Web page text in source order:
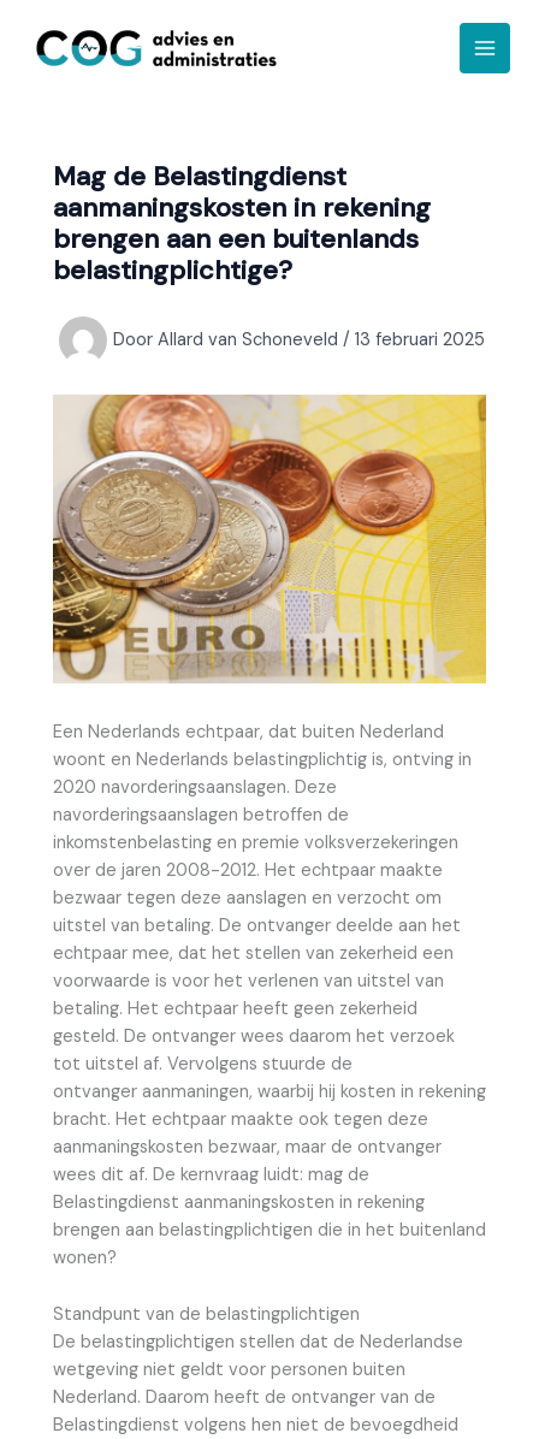
Mag de Belastingdienst
aanmaningskosten in rekening
brengen aan een buitenlands
belastingplichtige?
Door Allard van Schoneveld / 13 februari 2025
Een Nederlands echtpaar, dat buiten Nederland
woont en Nederlands belastingplichtig is, ontving in
2020 navorderingsaanslagen. Deze
navorderingsaanslagen betroffen de
inkomstenbelasting en premie volksverzekeringen
over de jaren 2008-2012. Het echtpaar maakte
bezwaar tegen deze aanslagen en verzocht om
uitstel van betaling. De ontvanger deelde aan het
echtpaar mee, dat het stellen van zekerheid een
voorwaarde is voor het verlenen van uitstel van
betaling. Het echtpaar heeft geen zekerheid
gesteld. De ontvanger wees daarom het verzoek
tot uitstel af. Vervolgens stuurde de
ontvanger aanmaningen, waarbij hij kosten in rekening
bracht. Het echtpaar maakte ook tegen deze
aanmaningskosten bezwaar, maar de ontvanger
wees dit af. De kernvraag luidt: mag de
Belastingdienst aanmaningskosten in rekening
brengen aan belastingplichtigen die in het buitenland
wonen?
Standpunt van de belastingplichtigen
De belastingplichtigen stellen dat de Nederlandse
wetgeving niet geldt voor personen buiten
Nederland. Daarom heeft de ontvanger van de
Belastingdienst volgens hen niet de bevoegdheid